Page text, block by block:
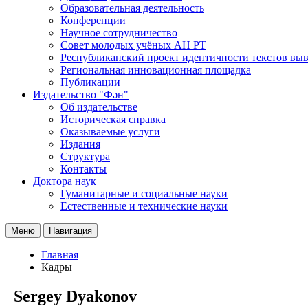
Образовательная деятельность
Конференции
Научное сотрудничество
Совет молодых учёных АН РТ
Республиканский проект идентичности текстов
Региональная инновационная площадка
Публикации
Издательство "Фән"
Об издательстве
Историческая справка
Оказываемые услуги
Издания
Структура
Контакты
Доктора наук
Гуманитарные и социальные науки
Естественные и технические науки
Меню Навигация
Главная
Кадры
Sergey Dyakonov